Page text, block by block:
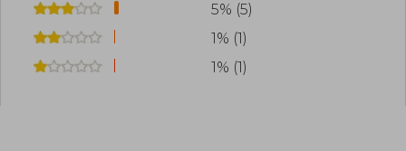
5% (5)
1% (1)
1% (1)